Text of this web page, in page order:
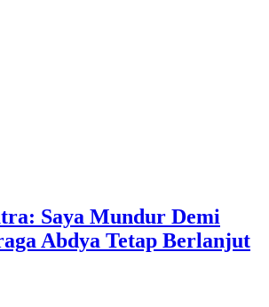
Saya Mundur Demi
Abdya Tetap Berlanjut